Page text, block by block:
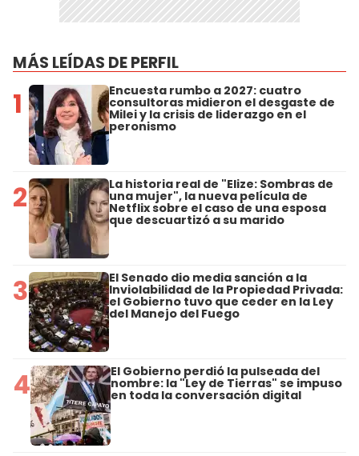
MÁS LEÍDAS DE PERFIL
1 Encuesta rumbo a 2027: cuatro
consultoras midieron el desgaste de
Milei y la crisis de liderazgo en el
peronismo
2 La historia real de "Elize: Sombras de
una mujer", la nueva película de
Netflix sobre el caso de una esposa
que descuartizó a su marido
3 El Senado dio media sanción a la
Inviolabilidad de la Propiedad Privada:
el Gobierno tuvo que ceder en la Ley
del Manejo del Fuego
4 El Gobierno perdió la pulseada del
nombre: la "Ley de Tierras" se impuso
en toda la conversación digital